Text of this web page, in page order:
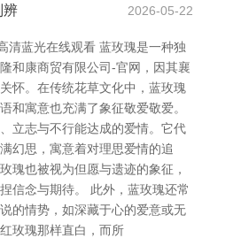
辨 2026-05-22
清蓝光在线观看 蓝玫瑰是一种独
和康商贸有限公司-官网，因其襄
怀。在传统花草文化中，蓝玫瑰
和寓意也充满了象征敬爱敬爱。
立志与不行能达成的爱情。它代
幻思，寓意着对理思爱情的追
瑰也被视为但愿与遗迹的象征，
信念与期待。 此外，蓝玫瑰还常
的情势，如深藏于心的爱意或无
玫瑰那样直白，而所